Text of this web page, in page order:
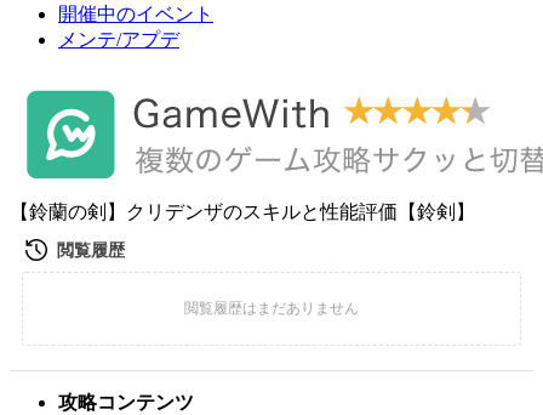
開催中のイベント
メンテ/アプデ
【鈴蘭の剣】クリデンザのスキルと性能評価【鈴剣】
攻略コンテンツ